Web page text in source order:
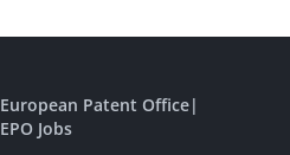
European Patent Office|
EPO Jobs